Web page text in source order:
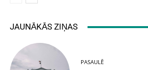
JAUNĀKĀS ZIŅAS
PASAULĒ